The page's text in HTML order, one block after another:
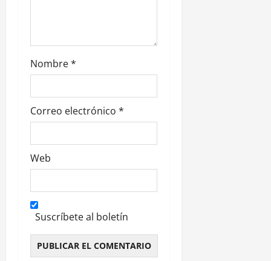
a
d
a
s
Nombre*
Correo electrónico *
Web
Suscríbete al boletín